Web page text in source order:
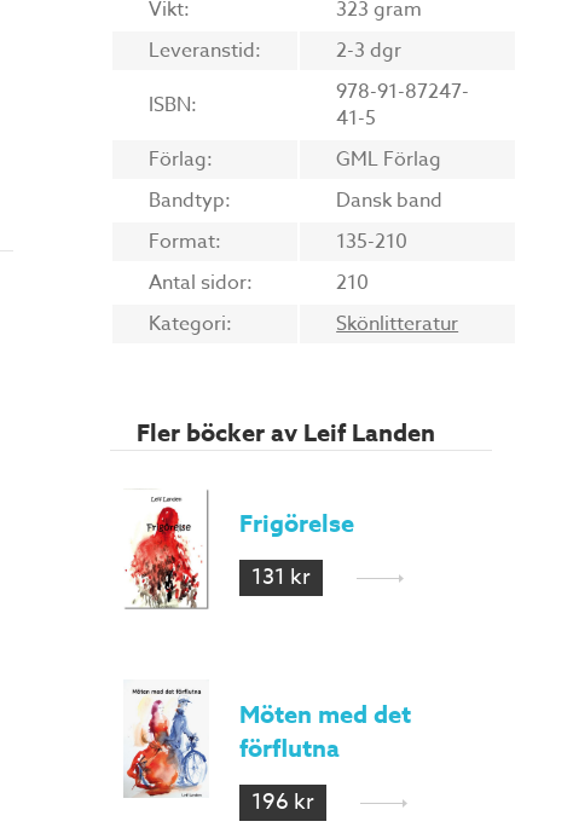
Vikt:
323 gram
Leveranstid:
2-3 dgr
ISBN:
978-91-87247-
41-5
Förlag:
GML Förlag
Bandtyp:
Dansk band
Format:
135-210
Antal sidor:
210
Kategori:
Skönlitteratur
Fler böcker av Leif Landen
Frigörelse
131 kr
Möten med det
förflutna
196 kr